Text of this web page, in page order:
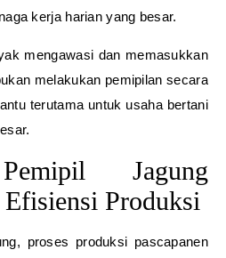
kerja harian yang besar.
mengawasi dan memasukkan
melakukan pemipilan secara
terutama untuk usaha bertani
Jagung
Produksi
proses produksi pascapanen